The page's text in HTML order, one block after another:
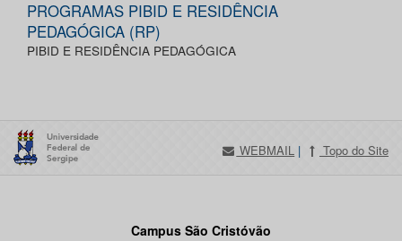
PROGRAMAS PIBID E RESIDÊNCIA
PEDAGÓGICA (RP)
PIBID E RESIDÊNCIA PEDAGÓGICA
WEBMAIL | Topo do Site
Campus São Cristóvão